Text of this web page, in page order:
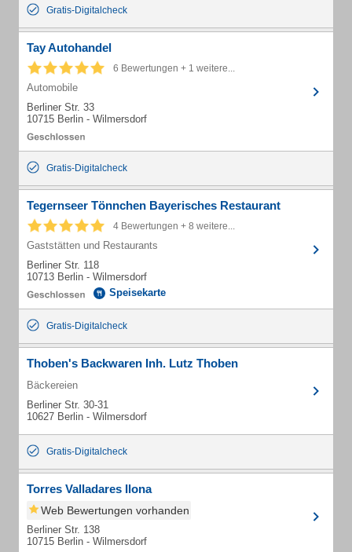
Gratis-Digitalcheck
Tay Autohandel
6 Bewertungen + 1 weitere...
Automobile
Berliner Str. 33
10715 Berlin - Wilmersdorf
Gratis-Digitalcheck
Tegernseer Tönnchen Bayerisches Restaurant
4 Bewertungen + 8 weitere...
Gaststätten und Restaurants
Berliner Str. 118
10713 Berlin - Wilmersdorf
Speisekarte
Gratis-Digitalcheck
Thoben's Backwaren Inh. Lutz Thoben
Bäckereien
Berliner Str. 30-31
10627 Berlin - Wilmersdorf
Gratis-Digitalcheck
Torres Valladares Ilona
Web Bewertungen vorhanden
Berliner Str. 138
10715 Berlin - Wilmersdorf